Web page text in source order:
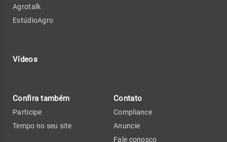
Agrotalk
EstúdioAgro
Vídeos
Confira também
Participe
Tempo no seu site
Contato
Compliance
Anuncie
Fale conosco